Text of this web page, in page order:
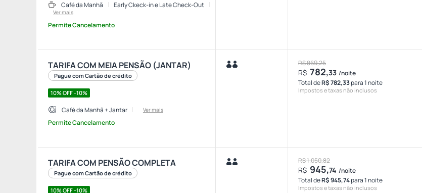
Café da Manhã Early Ckeck-in e Late Check-Out
Ver mais
Permite Cancelamento
TARIFA COM MEIA PENSÃO (JANTAR)
Pague com Cartão de crédito
10% OFF -10%
Café da Manhã + Jantar Ver mais
Permite Cancelamento
R$ 869,25
R$ 782,33 /noite
Total deR$ 782,33para 1 noite
Impostos e taxas não inclusos
TARIFA COM PENSÃO COMPLETA
Pague com Cartão de crédito
10% OFF -10%
R$ 1.050,82
R$ 945,74 /noite
Total deR$ 945,74para 1 noite
Impostos e taxas não inclusos